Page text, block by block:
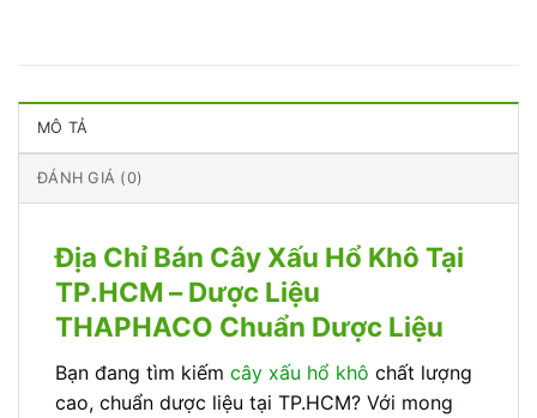
MÔ TẢ
ĐÁNH GIÁ (0)
Địa Chỉ Bán Cây Xấu Hổ Khô Tại
TP.HCM – Dược Liệu
THAPHACO Chuẩn Dược Liệu
Bạn đang tìm kiếm cây xấu hổ khô chất lượng
cao, chuẩn dược liệu tại TP.HCM? Với mong